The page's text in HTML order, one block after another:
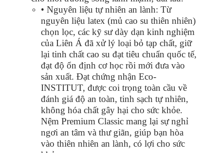
• Nguyên liệu tự nhiên an lành: Từ
nguyên liệu latex (mủ cao su thiên nhiên)
chọn lọc, các kỹ sư dày dạn kinh nghiệm
của Liên Á đã xử lý loại bỏ tạp chất, giữ
lại tinh chất cao su đạt tiêu chuẩn quốc tế,
đạt độ ổn định cơ học rồi mới đưa vào
sản xuất. Đạt chứng nhận Eco-
INSTITUT, được coi trọng toàn cầu về
đánh giá độ an toàn, tinh sạch tự nhiên,
không hóa chất gây hại cho sức khỏe.
Nệm Premium Classic mang lại sự nghỉ
ngơi an tâm và thư giãn, giúp bạn hòa
vào thiên nhiên an lành, có lợi cho sức